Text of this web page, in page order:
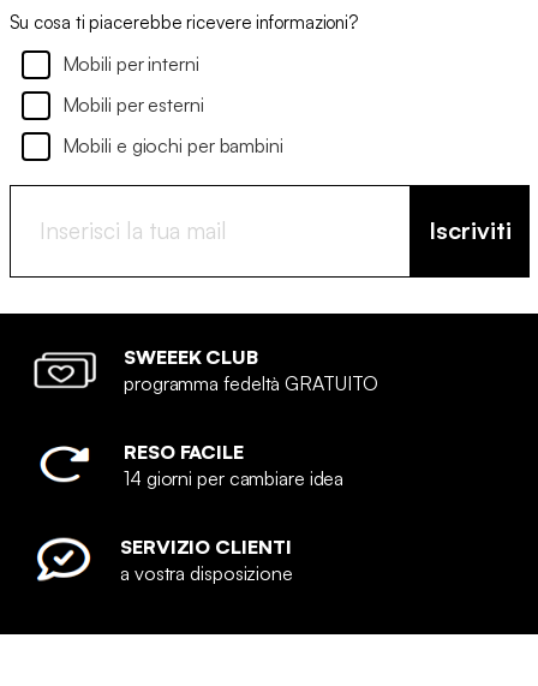
Su cosa ti piacerebbe ricevere informazioni?
Mobili per interni
Mobili per esterni
Mobili e giochi per bambini
Iscriviti
SWEEEK CLUB
programma fedeltà GRATUITO
RESO FACILE
14 giorni per cambiare idea
SERVIZIO CLIENTI
a vostra disposizione